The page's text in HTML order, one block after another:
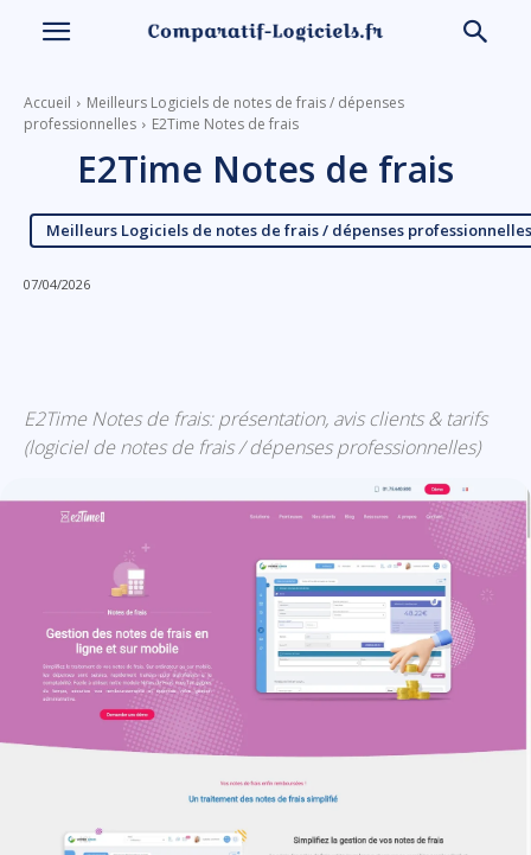
Accueil
Meilleurs Logiciels de notes de frais / dépenses
professionnelles
E2Time Notes de frais
E2Time Notes de frais
Meilleurs Logiciels de notes de frais / dépenses professionnelles
07/04/2026
E2Time Notes de frais: présentation, avis clients & tarifs
(logiciel de notes de frais / dépenses professionnelles)